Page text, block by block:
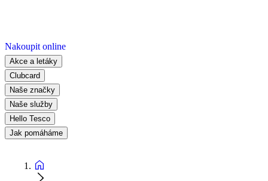
Nakoupit online
Akce a letáky
Clubcard
Naše značky
Naše služby
Hello Tesco
Jak pomáháme